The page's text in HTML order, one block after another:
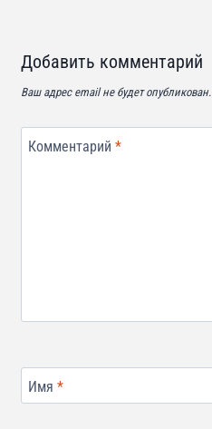
Добавить комментарий
Ваш адрес email не будет опубликован.
Комментарий *
Имя *